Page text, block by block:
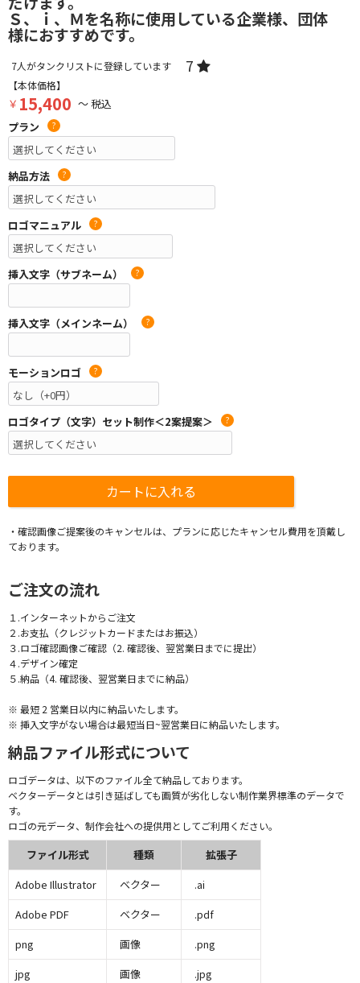
Ｓ、ｉ、Ｍを名称に使用している企業様、団体
様におすすめです。
7人がタンクリストに登録しています 7
【本体価格】
￥ 15,400 ～ 税込
プラン
?
納品方法 ?
ロゴマニュアル ?
挿入文字（サブネーム） ?
挿入文字（メインネーム） ?
モーションロゴ ?
ロゴタイプ（文字）セット制作＜2案提案＞ ?
・確認画像ご提案後のキャンセルは、プランに応じたキャンセル費用を頂戴し
ております。
ご注文の流れ
１.インターネットからご注文
２.お支払（クレジットカードまたはお振込）
３.ロゴ確認画像ご確認（2. 確認後、翌営業日までに提出）
４.デザイン確定
５.納品（4. 確認後、翌営業日までに納品）
※ 最短 2 営業日以内に納品いたします。
※ 挿入文字がない場合は最短当日~翌営業日に納品いたします。
納品ファイル形式について
ロゴデータは、以下のファイル全て納品しております。
ベクターデータとは引き延ばしても画質が劣化しない制作業界標準のデータで
す。
ロゴの元データ、制作会社への提供用としてご利用ください。
ファイル形式 種類
拡張子
Adobe Illustrator
ベクター
.ai
Adobe PDF
ベクター
.pdf
png
画像
.png
jpg
画像
.jpg